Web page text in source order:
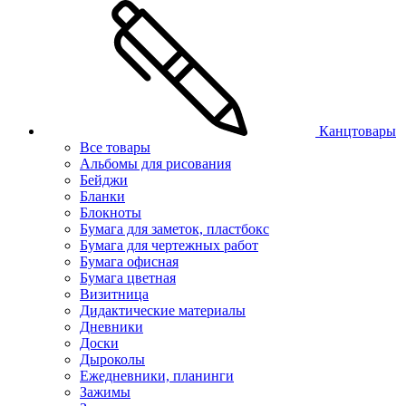
Канцтовары
Все товары
Альбомы для рисования
Бейджи
Бланки
Блокноты
Бумага для заметок, пластбокс
Бумага для чертежных работ
Бумага офисная
Бумага цветная
Визитница
Дидактические материалы
Дневники
Доски
Дыроколы
Ежедневники, планинги
Зажимы